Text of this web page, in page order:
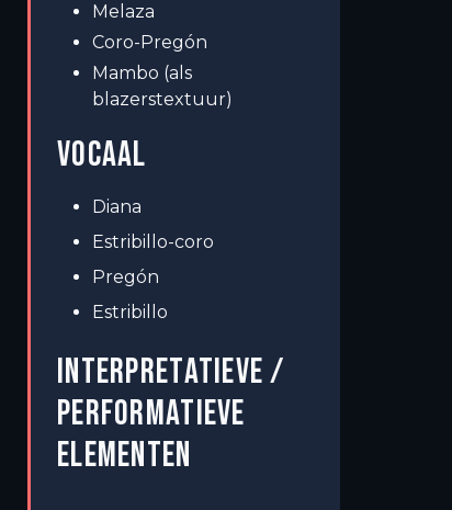
Melaza
Coro-Pregón
Mambo (als
blazerstextuur)
VOCAAL
Diana
Estribillo-coro
Pregón
Estribillo
INTERPRETATIEVE /
PERFORMATIEVE
ELEMENTEN